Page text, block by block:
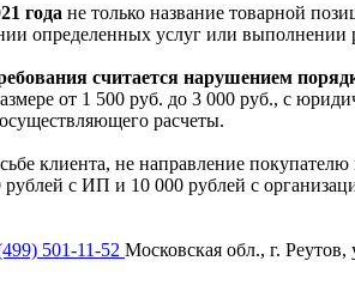
года не только название товарной
определенных услуг или выполнении
считается нарушением
от 1 500 руб. до 3 000 руб., с
расчеты.
клиента, не направление
рублей с ИП и 10 000 рублей с
501-11-52 Московская обл., г.